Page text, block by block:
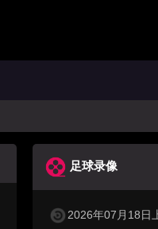
足球录像
2026年07月18日上